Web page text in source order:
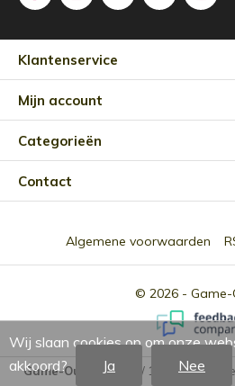
Klantenservice
Mijn account
Categorieën
Contact
© 2026 -
Algemene voorwaarden
Game-Outlet NL / 10 2301
Wij slaan cookies op om onze
akkoord?
Ja Nee